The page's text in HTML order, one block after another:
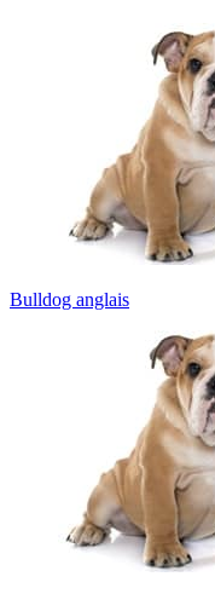
Bulldog anglais